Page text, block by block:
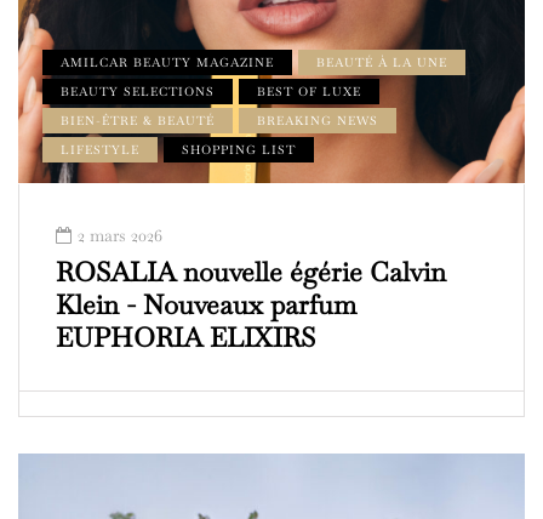
AMILCAR BEAUTY MAGAZINE
BEAUTÉ À LA UNE
BEAUTY SELECTIONS
BEST OF LUXE
BIEN-ÊTRE & BEAUTÉ
BREAKING NEWS
LIFESTYLE
SHOPPING LIST
2 mars 2026
ROSALIA nouvelle égérie Calvin
Klein - Nouveaux parfum
EUPHORIA ELIXIRS